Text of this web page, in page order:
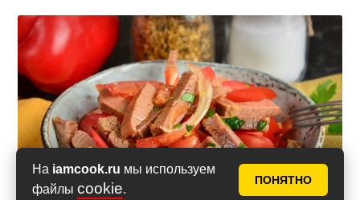
На iamcook.ru мы используем
файлы cookie.
ПОНЯТНО